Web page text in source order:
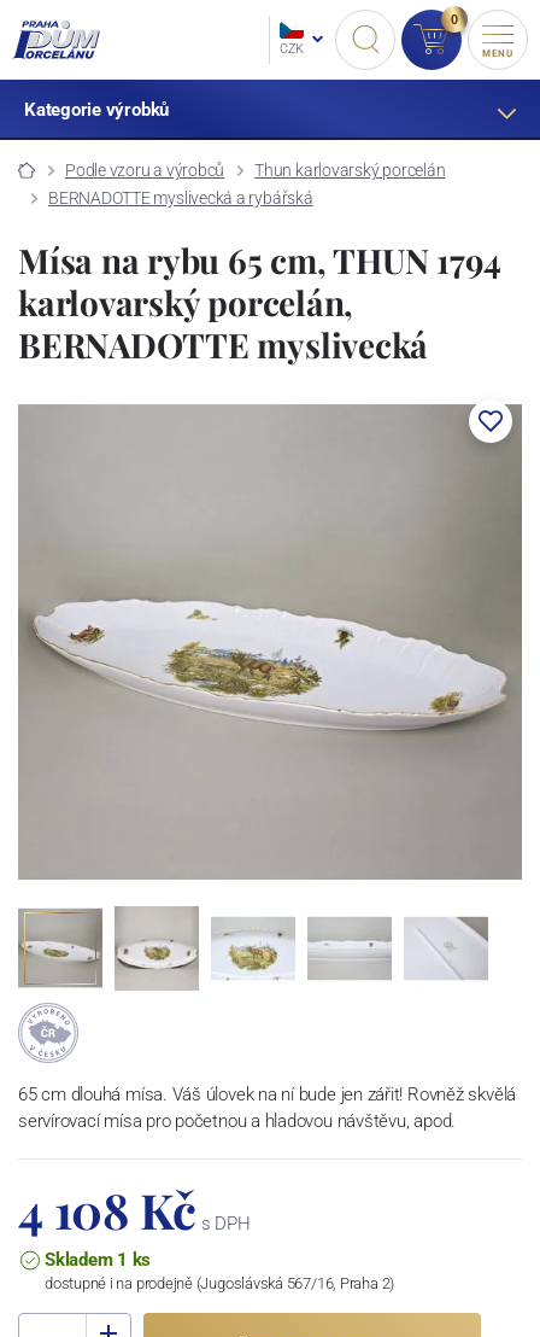
CZK
0
MENU
Kategorie výrobků
Podle vzoru a výrobců
Thun karlovarský porcelán
BERNADOTTE myslivecká a rybářská
Mísa na rybu 65 cm, THUN 1794
karlovarský porcelán,
BERNADOTTE myslivecká
65 cm dlouhá mísa. Váš úlovek na ní bude jen zářit! Rovněž skvělá
servírovací mísa pro početnou a hladovou návštěvu, apod.
4 108 Kč s DPH
Skladem 1 ks
dostupné i na prodejně (Jugoslávská 567/16, Praha 2)